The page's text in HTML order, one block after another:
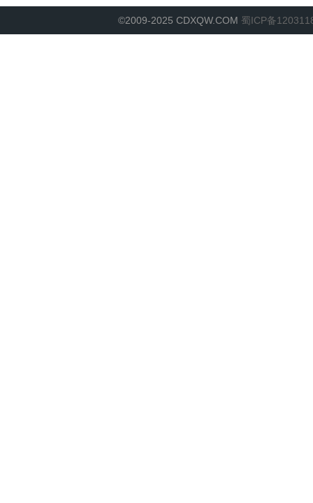
©2009-2025 CDXQW.COM 蜀ICP备